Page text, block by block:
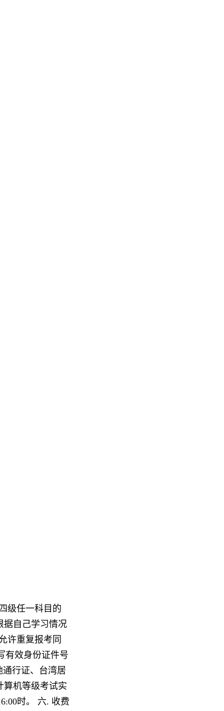
级任一科目的
据自己学习情况
许重复报考同
有效身份证件号
行证、台湾居
算机等级考试实
时。 六. 收费